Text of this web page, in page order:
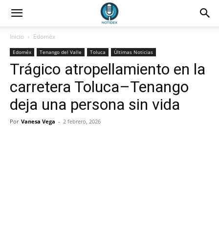
Inicio Edoméx
Edoméx Tenango del Valle Toluca Últimas Noticias
Trágico atropellamiento en la
carretera Toluca–Tenango
deja una persona sin vida
Por Vanesa Vega - 2 febrero, 2026